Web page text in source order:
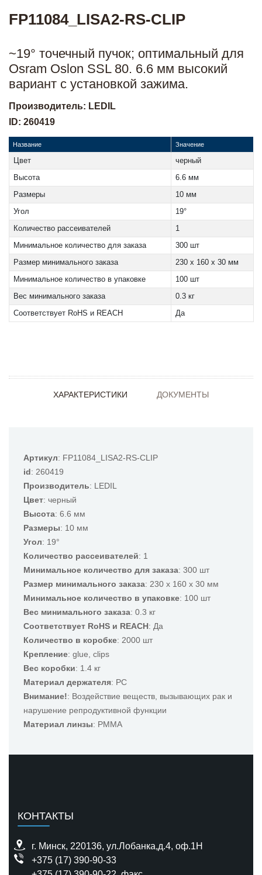
FP11084_LISA2-RS-CLIP
~19° точечный пучок; оптимальный для
Osram Oslon SSL 80. 6.6 мм высокий
вариант с установкой зажима.
Производитель: LEDIL
ID: 260419
Название Значение
Цвет
черный
Высота
6.6 мм
Размеры
10 мм
Угол
19°
Количество рассеивателей
1
Минимальное количество для заказа
300 шт
Размер минимального заказа
230 x 160 x 30 мм
Минимальное количество в упаковке
100 шт
Вес минимального заказа
0.3 кг
Соответствует RoHS и REACH
Да
ХАРАКТЕРИСТИКИ ДОКУМЕНТЫ
Артикул: FP11084_LISA2-RS-CLIP
id: 260419
Производитель: LEDIL
Цвет: черный
Высота: 6.6 мм
Размеры: 10 мм
Угол: 19°
Количество рассеивателей: 1
Минимальное количество для заказа: 300 шт
Размер минимального заказа: 230 x 160 x 30 мм
Минимальное количество в упаковке: 100 шт
Вес минимального заказа: 0.3 кг
Соответствует RoHS и REACH: Да
Количество в коробке: 2000 шт
Крепление: glue, clips
Вес коробки: 1.4 кг
Материал держателя: PC
Внимание!: Воздействие веществ, вызывающих рак и
нарушение репродуктивной функции
Материал линзы: PMMA
КОНТАКТЫ
г. Минск, 220136, ул.Лобанка,д.4, оф.1H
+375 (17) 390-90-33